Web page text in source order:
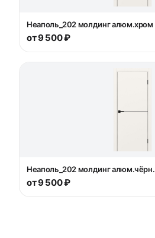
Неаполь_202 молдинг алюм.хром
от 9 500 ₽
Неаполь_202 молдинг алюм.чёрн.
от 9 500 ₽